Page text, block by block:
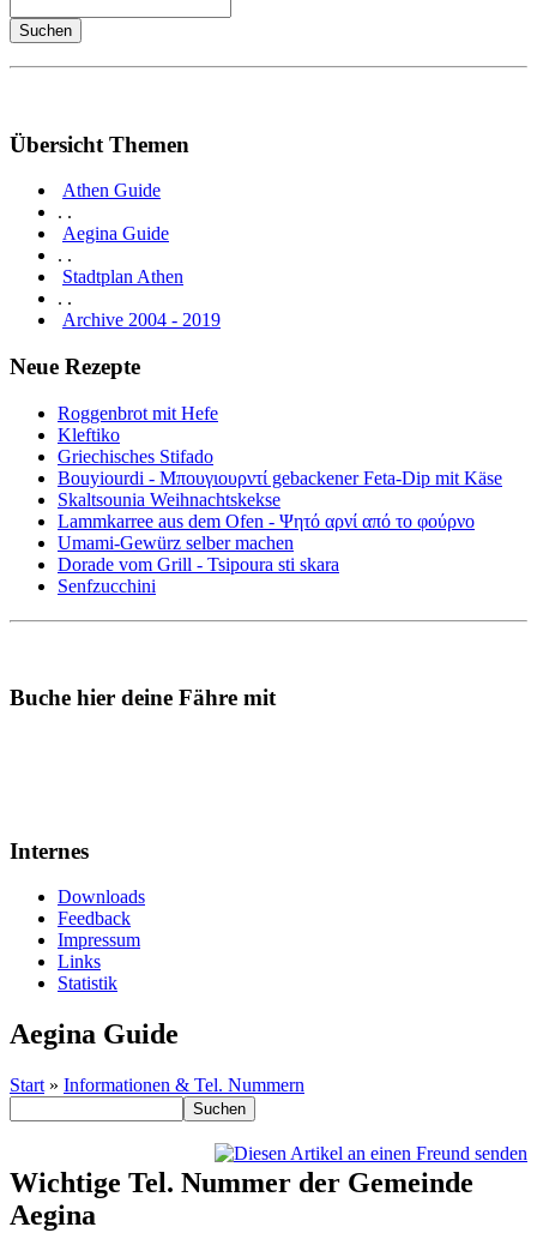
Übersicht Themen
Athen Guide
. .
Aegina Guide
. .
Stadtplan Athen
. .
Archive 2004 - 2019
Neue Rezepte
Roggenbrot mit Hefe
Kleftiko
Griechisches Stifado
Bouyiourdi - Μπουγιουρντί gebackener Feta-Dip mit Käse
Skaltsounia Weihnachtskekse
Lammkarree aus dem Ofen - Ψητό αρνί από το φούρνο
Umami-Gewürz selber machen
Dorade vom Grill - Tsipoura sti skara
Senfzucchini
Buche hier deine Fähre mit
Internes
Downloads
Feedback
Impressum
Links
Statistik
Aegina Guide
Start » Informationen & Tel. Nummern
Wichtige Tel. Nummer der Gemeinde
Aegina